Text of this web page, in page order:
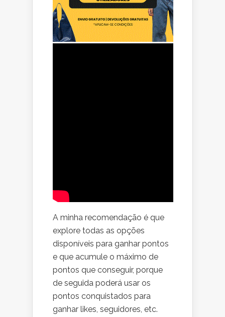
A minha recomendação é que
explore todas as opções
disponíveis para ganhar pontos
e que acumule o máximo de
pontos que conseguir, porque
de seguida poderá usar os
pontos conquistados para
ganhar likes, seguidores, etc.